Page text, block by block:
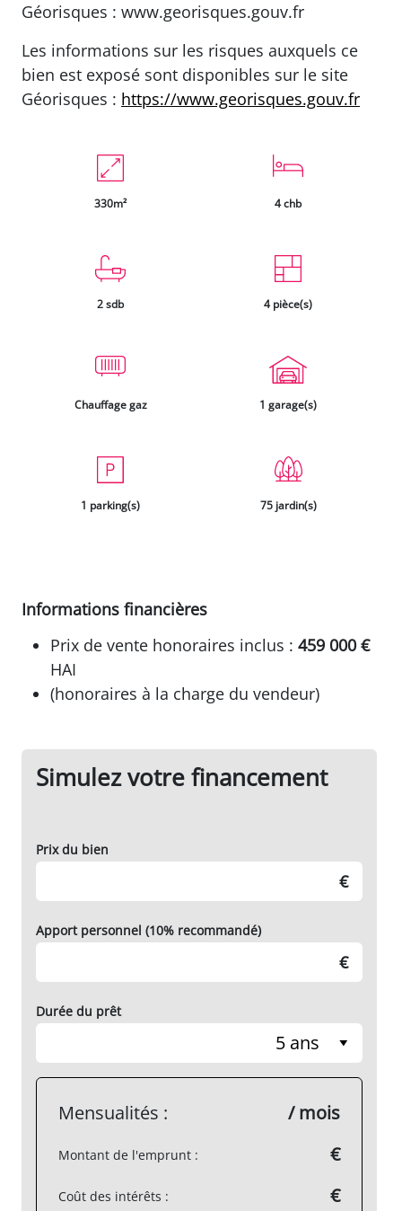
Géorisques : www.georisques.gouv.fr
Les informations sur les risques auxquels ce
bien est exposé sont disponibles sur le site
Géorisques : https://www.georisques.gouv.fr
330m² 4 chb
2 sdb 4 pièce(s)
Chauffage gaz 1 garage(s)
1 parking(s) 75 jardin(s)
Informations financières
Prix de vente honoraires inclus : 459 000 €
HAI
(honoraires à la charge du vendeur)
Simulez votre financement
Prix du bien
€
Apport personnel (10% recommandé)
€
Durée du prêt
5 ans
Mensualités : / mois
Montant de l'emprunt : €
Coût des intérêts : €